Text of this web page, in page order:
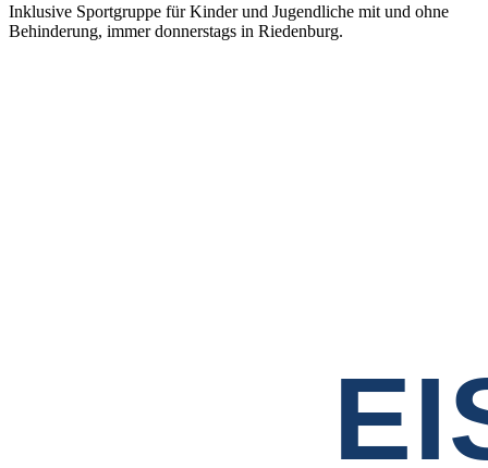
Inklusive Sportgruppe für Kinder und Jugendliche mit und ohne
Behinderung, immer donnerstags in Riedenburg.